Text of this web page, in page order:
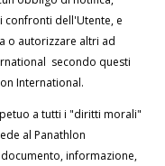
confronti dell'Utente, e
o autorizzare altri ad
secondo questi
International.
a tutti i "diritti morali"
al Panathlon
informazione,